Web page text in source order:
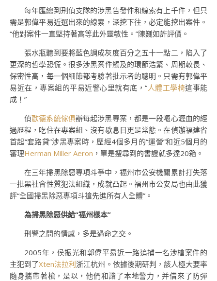
每年匯總到刑偵支隊的涉黑告發件和線索有上千件，但只
需是郭偉平易近選出來的線索，深挖下往，必定能挖出案件。
“他對案件一直堅持著高等此外靈敏性。”陳巍如許評價。
張水瓶聽到要將藍色調成灰度百分之五十一點二，陷入了
更深的哲學恐慌。很多涉黑案件觸及的環節浩繁、周期較長、
保密性高，每一個細節都考驗著批示者的聰明。只需有郭偉平
易近在，專案組的平易近警心里就有底，“人體工學椅這事能
成！”
偵歐德系統傢俱辦每起涉黑專案，都是一段嘔心瀝血的經
過歷程，吃住在專案組、沒有歇息日更是常態。在偵辦福建省
首起“套路貸”涉黑專案時，歷經4個多月的“運營”和近5個月的
審理Herman Miller Aeron ，單是搜尋到的書證就多達20箱。
在三年掃黑除惡專項斗爭中，福州市公安機關累計打失落
一批黑社會性質犯法組織，成就凸起。福州市公安局也由此獲
評“全國掃黑除惡專項斗搶先進所有人全體”。
為掃黑除惡供給“福州樣本”
刑警之間的情感，多是過命之交。
2005年，侯振光和郭偉平易近一路追捕一名涉槍案件的
主犯到了Xten法拉利浙江杭州。依據後期研判，該人極大要率
隨身攜帶著槍，是以，他們和諧了本地警力，并借來了防彈